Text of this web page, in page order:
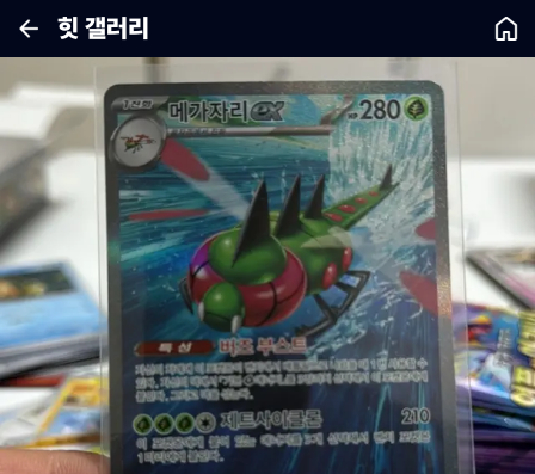
힛 갤러리